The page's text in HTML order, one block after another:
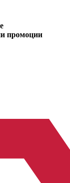
промоции